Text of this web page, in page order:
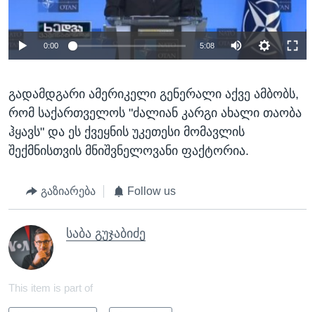
0:00 5:08
გადამდგარი ამერიკელი გენერალი აქვე ამბობს,
რომ საქართველოს "ძალიან კარგი ახალი თაობა
ჰყავს" და ეს ქვეყნის უკეთესი მომავლის
შექმნისთვის მნიშვნელოვანი ფაქტორია.
გაზიარება Follow us
საბა გუჯაბიძე
This item is part of